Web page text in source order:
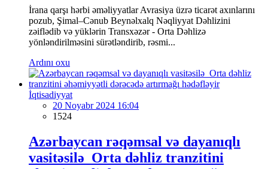
İrana qarşı hərbi əməliyyatlar Avrasiya üzrə ticarət axınlarını
pozub, Şimal–Cənub Beynəlxalq Nəqliyyat Dəhlizini
zəiflədib və yüklərin Transxəzər - Orta Dəhlizə
yönləndirilməsini sürətləndirib, rəsmi...
Ardını oxu
İqtisadiyyat
20 Noyabr 2024 16:04
1524
Azərbaycan rəqəmsal və dayanıqlı
vasitəsilə Orta dəhliz tranzitini